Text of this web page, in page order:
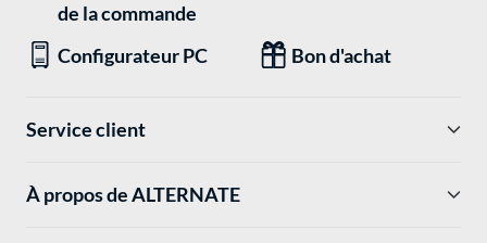
de la commande
Configurateur PC Bon d'achat
Service client
À propos de ALTERNATE